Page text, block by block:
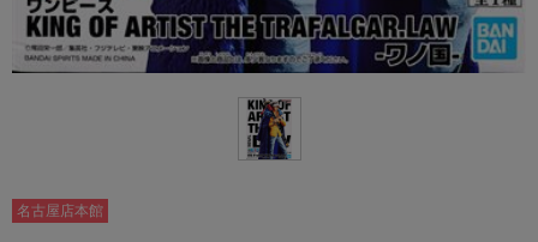
名古屋店本館